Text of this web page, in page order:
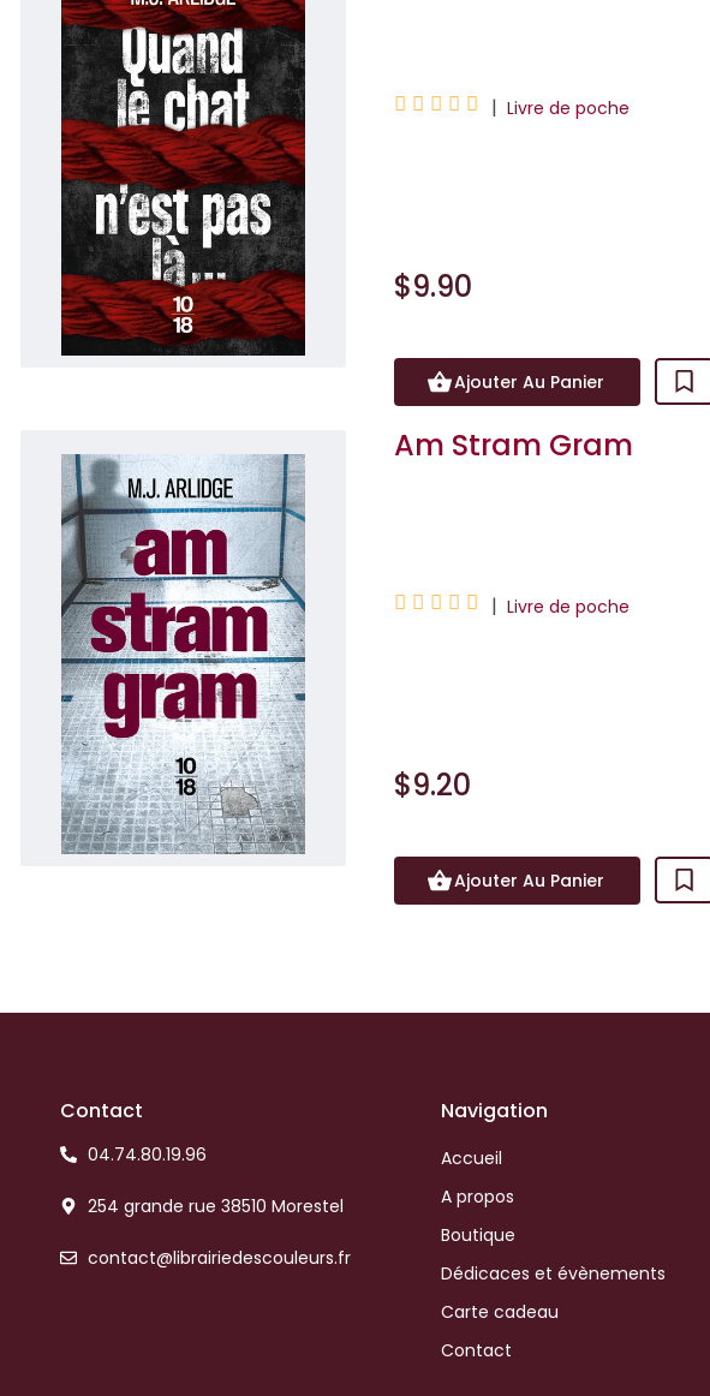
     | Livre de poche
$9.90
Ajouter Au Panier
Am Stram Gram
     | Livre de poche
$9.20
Ajouter Au Panier
Contact
04.74.80.19.96
254 grande rue 38510 Morestel
contact@librairiedescouleurs.fr
Navigation
Accueil
A propos
Boutique
Dédicaces et évènements
Carte cadeau
Contact